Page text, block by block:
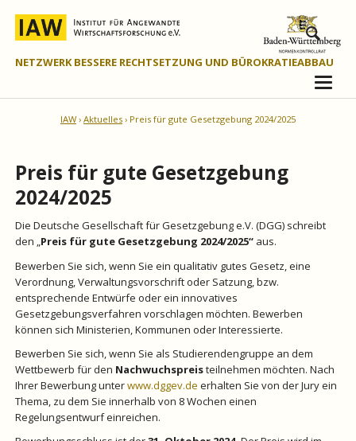
NETZWERK BESSERE RECHTSETZUNG UND BÜROKRATIEABBAU
IAW Aktuelles Preis für gute Gesetzgebung 2024/2025
Preis für gute Gesetzgebung
2024/2025
Die Deutsche Gesellschaft für Gesetzgebung e.V. (DGG) schreibt
den „Preis für gute Gesetzgebung 2024/2025“aus.
Bewerben Sie sich, wenn Sie ein qualitativ gutes Gesetz, eine
Verordnung, Verwaltungsvorschrift oder Satzung, bzw.
entsprechende Entwürfe oder ein innovatives
Gesetzgebungsverfahren vorschlagen möchten. Bewerben
können sich Ministerien, Kommunen oder Interessierte.
Bewerben Sie sich, wenn Sie als Studierendengruppe an dem
Wettbewerb für den Nachwuchspreisteilnehmen möchten. Nach
Ihrer Bewerbung unterwww.dggev.de erhalten Sie von der Jury ein
Thema, zu dem Sie innerhalb von 8 Wochen einen
Regelungsentwurf einreichen.